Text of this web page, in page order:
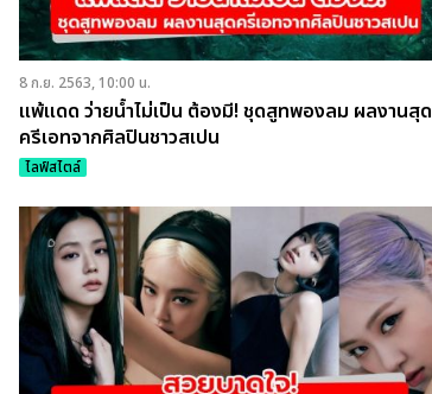
8 ก.ย. 2563, 10:00 น.
แพ้แดด ว่ายน้ำไม่เป็น ต้องมี! ชุดสูทพองลม ผลงานสุด
ครีเอทจากศิลปินชาวสเปน
ไลฟ์สไตล์